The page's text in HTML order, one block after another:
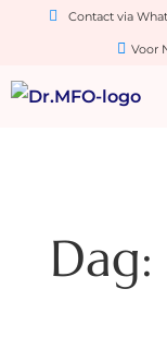
Contact via
Voor